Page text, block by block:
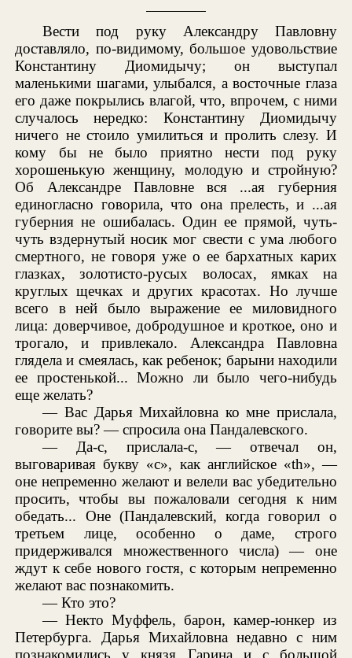
Вести под руку Александру Павловну
доставляло, по-видимому, большое удовольствие
Константину Диомидычу; он выступал
маленькими шагами, улыбался, а восточные глаза
его даже покрылись влагой, что, впрочем, с ними
случалось нередко: Константину Диомидычу
ничего не стоило умилиться и пролить слезу. И
кому бы не было приятно нести под руку
хорошенькую женщину, молодую и стройную?
Об Александре Павловне вся ...ая губерния
единогласно говорила, что она прелесть, и ...ая
губерния не ошибалась. Один ее прямой, чуть-
чуть вздернутый носик мог свести с ума любого
смертного, не говоря уже о ее бархатных карих
глазках, золотисто-русых волосах, ямках на
круглых щечках и других красотах. Но лучше
всего в ней было выражение ее миловидного
лица: доверчивое, добродушное и кроткое, оно и
трогало, и привлекало. Александра Павловна
глядела и смеялась, как ребенок; барыни находили
ее простенькой... Можно ли было чего-нибудь
еще желать?
— Вас Дарья Михайловна ко мне прислала,
говорите вы? — спросила она Пандалевского.
— Да-с, прислала-с, — отвечал он,
выговаривая букву «с», как английское «th», —
оне непременно желают и велели вас убедительно
просить, чтобы вы пожаловали сегодня к ним
обедать... Оне (Пандалевский, когда говорил о
третьем лице, особенно о даме, строго
придерживался множественного числа) — оне
ждут к себе нового гостя, с которым непременно
желают вас познакомить.
— Кто это?
— Некто Муффель, барон, камер-юнкер из
Петербурга. Дарья Михайловна недавно с ним
познакомились у князя Гарина и с большой